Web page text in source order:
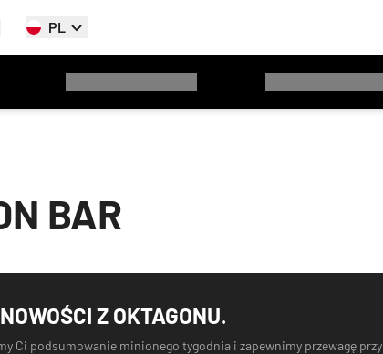
PL
BAR
Z OKTAGONU.
Ci podsumowanie minionego tygodnia i zapewnimy przewagę przy